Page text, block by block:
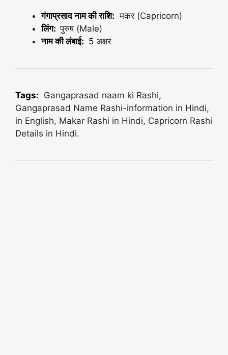
गंगाप्रसाद नाम की राशि: मकर (Capricorn)
लिंग: पुरुष (Male)
नाम की लंबाई: 5 अक्षर
Tags: Gangaprasad naam ki Rashi,
Gangaprasad Name Rashi-information in Hindi,
in English, Makar Rashi in Hindi, Capricorn Rashi
Details in Hindi.